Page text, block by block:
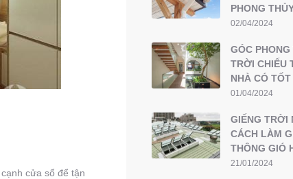
cửa sổ để tận
PHONG
02/04/2024
GÓC
TRỜI CHIẾU
NHÀ CÓ
01/04/2024
GIẾNG TRỜI
CÁCH LÀM
THÔNG GIÓ
21/01/2024